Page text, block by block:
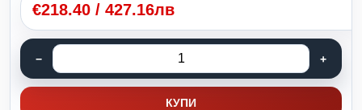
€218.40 / 427.16лв
КУПИ